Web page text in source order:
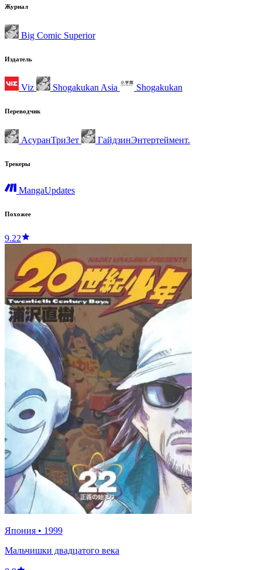
Журнал
Big Comic Superior
Издатель
Viz Shogakukan Asia Shogakukan
Переводчик
АсуранТриЗет ГайдзинЭнтертеймент.
Трекеры
MangaUpdates
Похожее
9.22
Япония • 1999
Мальчишки двадцатого века